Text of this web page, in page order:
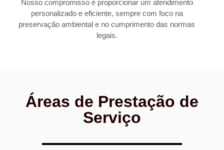
Nosso compromisso é proporcionar um atendimento
personalizado e eficiente, sempre com foco na
preservação ambiental e no cumprimento das normas
legais.
Áreas de Prestação de
Serviço